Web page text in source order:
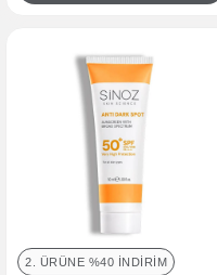
2. ÜRÜNE %40 İNDIRIM